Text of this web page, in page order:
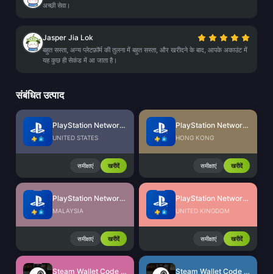
अच्छी सेवा।
Jasper Jia Lok
बहुत सस्ता, अन्य प्लेटफ़ॉर्म की तुलना में बहुत सस्ता, और खरीदने के बाद, आपके अकाउंट में
यह कुछ ही सेकंड में आ जाता है।
संबंधित उत्पाद
PlayStation Network Card (US)
UNITED STATES
समीक्षाएं खरीदें
PlayStation Network Card (HK)
HONG KONG
समीक्षाएं खरीदें
PlayStation Network Card (MY)
MALAYSIA
समीक्षाएं खरीदें
PlayStation Network Card (UK)
UNITED KINGDOM
समीक्षाएं खरीदें
Steam Wallet Code (MYR) Steam Wallet Code (IDR)